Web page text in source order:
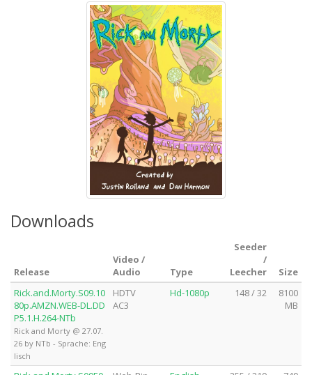
Downloads
Release
Video /
Audio
Type
Seeder
/
Leecher
Size
Rick.and.Morty.S09.10
80p.AMZN.WEB-DL.DD
P5.1.H.264-NTb
Rick and Morty @ 27.07.
26 by NTb - Sprache: Eng
lisch
HDTV
AC3
Hd-1080p 148 / 32
8100
MB